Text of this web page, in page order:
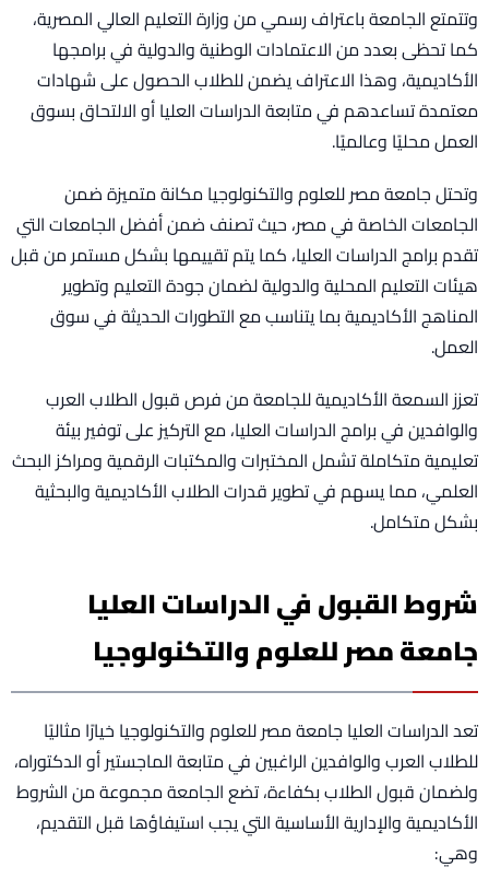
وتتمتع الجامعة باعتراف رسمي من وزارة التعليم العالي المصرية،
كما تحظى بعدد من الاعتمادات الوطنية والدولية في برامجها
الأكاديمية، وهذا الاعتراف يضمن للطلاب الحصول على شهادات
معتمدة تساعدهم في متابعة الدراسات العليا أو الالتحاق بسوق
العمل محليًا وعالميًا.
وتحتل جامعة مصر للعلوم والتكنولوجيا مكانة متميزة ضمن
الجامعات الخاصة في مصر، حيث تصنف ضمن أفضل الجامعات التي
تقدم برامج الدراسات العليا، كما يتم تقييمها بشكل مستمر من قبل
هيئات التعليم المحلية والدولية لضمان جودة التعليم وتطوير
المناهج الأكاديمية بما يتناسب مع التطورات الحديثة في سوق
العمل.
تعزز السمعة الأكاديمية للجامعة من فرص قبول الطلاب العرب
والوافدين في برامج الدراسات العليا، مع التركيز على توفير بيئة
تعليمية متكاملة تشمل المختبرات والمكتبات الرقمية ومراكز البحث
العلمي، مما يسهم في تطوير قدرات الطلاب الأكاديمية والبحثية
بشكل متكامل.
شروط القبول في الدراسات العليا
جامعة مصر للعلوم والتكنولوجيا
تعد الدراسات العليا جامعة مصر للعلوم والتكنولوجيا خيارًا مثاليًا
للطلاب العرب والوافدين الراغبين في متابعة الماجستير أو الدكتوراه،
ولضمان قبول الطلاب بكفاءة، تضع الجامعة مجموعة من الشروط
الأكاديمية والإدارية الأساسية التي يجب استيفاؤها قبل التقديم،
وهي: